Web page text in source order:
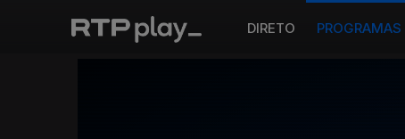
DIRETO PROGRAMAS